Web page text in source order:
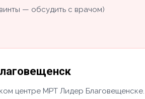
— обсудить с врачом)
центре МРТ Лидер